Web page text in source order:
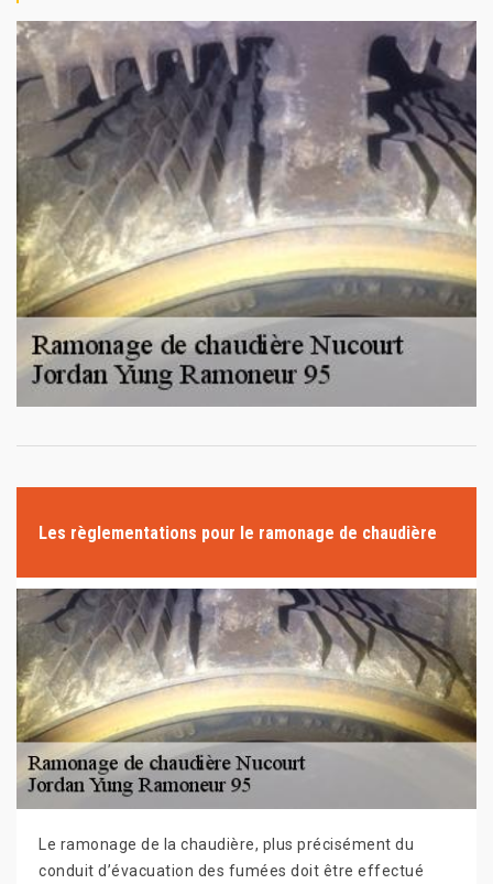
Les règlementations pour le ramonage de chaudière
Le ramonage de la chaudière, plus précisément du
conduit d’évacuation des fumées doit être effectué